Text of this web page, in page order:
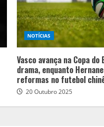
NOTÍCIAS
Vasco avança na Copa do
drama, enquanto
reformas no futebol
20 Outubro 2025